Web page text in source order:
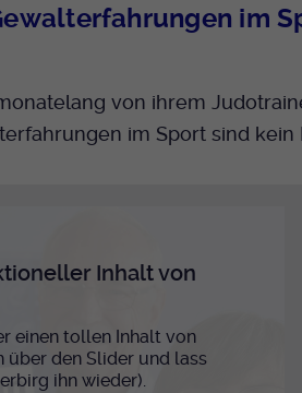
im
von ihrem
im Sport sind kein
Inhalt von
einen tollen Inhalt von
über den Slider und lass
ihn wieder).